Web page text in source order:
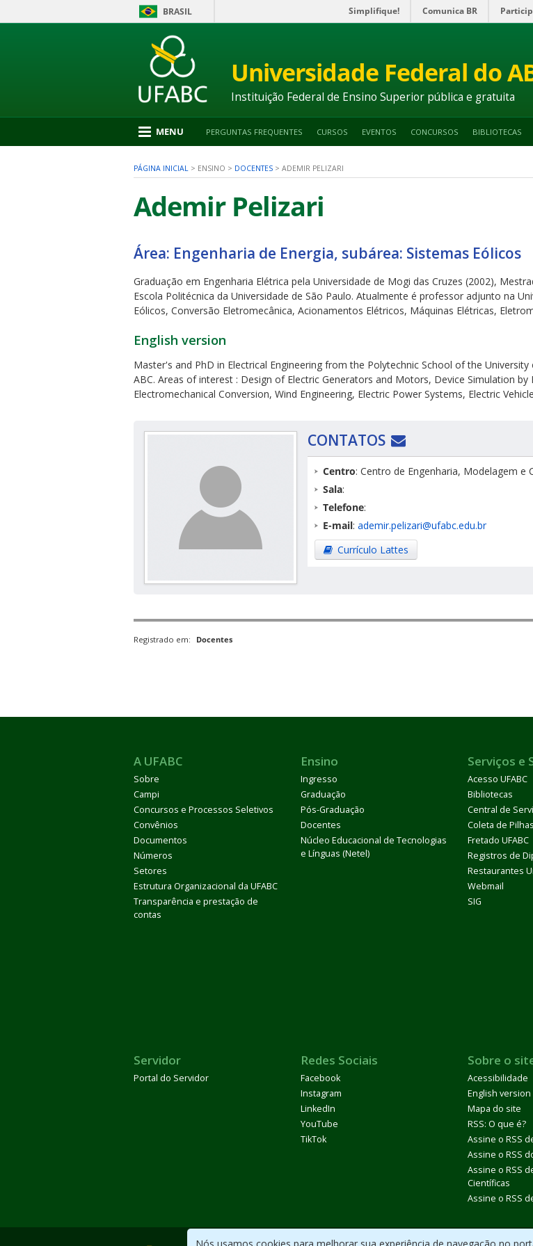
BRASIL Simplifique! Comunica BR
para
2
Ir
Universidade Federal do
Instituição Federal de Ensino Superior pública e gratuita
MENU PERGUNTAS FREQUENTES CURSOS EVENTOS CONCURSOS BIBLIOTECAS
PÁGINA INICIAL > ENSINO > DOCENTES > ADEMIR PELIZARI
Ademir Pelizari
Área: Engenharia de Energia, subárea: Sistemas Eólicos
Graduação em Engenharia Elétrica pela Universidade de Mogi das Cruzes (2002),
Escola Politécnica da Universidade de São Paulo. Atualmente é professor adjunto na
Eólicos, Conversão Eletromecânica, Acionamentos Elétricos, Máquinas Elétricas,
English version
Master's and PhD in Electrical Engineering from the Polytechnic School of the
ABC. Areas of interest : Design of Electric Generators and Motors, Device Simulation
Electromechanical Conversion, Wind Engineering, Electric Power Systems, Electric
CONTATOS
Centro: Centro de Engenharia, Modelagem e
Sala:
Telefone:
E-mail: ademir.pelizari@ufabc.edu.br
Currículo Lattes
Registrado em: Docentes
A UFABC
Sobre
Campi
Concursos e Processos Seletivos
Convênios
Documentos
Números
Setores
Estrutura Organizacional da UFABC
Transparência e prestação de
contas
Ensino
Ingresso
Graduação
Pós-Graduação
Docentes
Núcleo Educacional de Tecnologias
e Línguas (Netel)
Serviços e
Acesso UFABC
Bibliotecas
Central de
Coleta de
Fretado UFABC
Registros de
Restaurantes
Webmail
SIG
Servidor
Portal do Servidor
Redes Sociais
Facebook
Instagram
LinkedIn
YouTube
TikTok
Sobre o
Acessibilidade
English
Mapa do site
RSS: O que é?
Assine o RSS
Assine o RSS
Assine o RSS
Científicas
Assine o RSS